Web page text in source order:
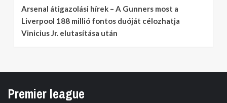
Arsenal átigazolási hírek – A Gunners most a
Liverpool 188 millió fontos duóját célozhatja
Vinicius Jr. elutasítása után
Premier league